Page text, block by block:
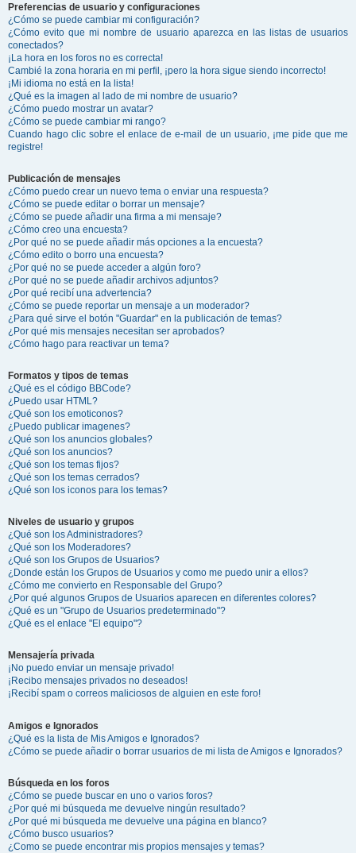
Preferencias de usuario y configuraciones
¿Cómo se puede cambiar mi configuración?
¿Cómo evito que mi nombre de usuario aparezca en las listas de usuarios
conectados?
¡La hora en los foros no es correcta!
Cambié la zona horaria en mi perfil, ¡pero la hora sigue siendo incorrecto!
¡Mi idioma no está en la lista!
¿Qué es la imagen al lado de mi nombre de usuario?
¿Cómo puedo mostrar un avatar?
¿Cómo se puede cambiar mi rango?
Cuando hago clic sobre el enlace de e-mail de un usuario, ¡me pide que me
registre!
Publicación de mensajes
¿Cómo puedo crear un nuevo tema o enviar una respuesta?
¿Cómo se puede editar o borrar un mensaje?
¿Cómo se puede añadir una firma a mi mensaje?
¿Cómo creo una encuesta?
¿Por qué no se puede añadir más opciones a la encuesta?
¿Cómo edito o borro una encuesta?
¿Por qué no se puede acceder a algún foro?
¿Por qué no se puede añadir archivos adjuntos?
¿Por qué recibí una advertencia?
¿Cómo se puede reportar un mensaje a un moderador?
¿Para qué sirve el botón "Guardar" en la publicación de temas?
¿Por qué mis mensajes necesitan ser aprobados?
¿Cómo hago para reactivar un tema?
Formatos y tipos de temas
¿Qué es el código BBCode?
¿Puedo usar HTML?
¿Qué son los emoticonos?
¿Puedo publicar imagenes?
¿Qué son los anuncios globales?
¿Qué son los anuncios?
¿Qué son los temas fijos?
¿Qué son los temas cerrados?
¿Qué son los iconos para los temas?
Niveles de usuario y grupos
¿Qué son los Administradores?
¿Qué son los Moderadores?
¿Qué son los Grupos de Usuarios?
¿Donde están los Grupos de Usuarios y como me puedo unir a ellos?
¿Cómo me convierto en Responsable del Grupo?
¿Por qué algunos Grupos de Usuarios aparecen en diferentes colores?
¿Qué es un "Grupo de Usuarios predeterminado"?
¿Qué es el enlace "El equipo"?
Mensajería privada
¡No puedo enviar un mensaje privado!
¡Recibo mensajes privados no deseados!
¡Recibí spam o correos maliciosos de alguien en este foro!
Amigos e Ignorados
¿Qué es la lista de Mis Amigos e Ignorados?
¿Cómo se puede añadir o borrar usuarios de mi lista de Amigos e Ignorados?
Búsqueda en los foros
¿Cómo se puede buscar en uno o varios foros?
¿Por qué mi búsqueda me devuelve ningún resultado?
¿Por qué mi búsqueda me devuelve una página en blanco?
¿Cómo busco usuarios?
¿Como se puede encontrar mis propios mensajes y temas?